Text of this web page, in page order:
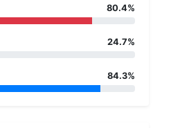
80.4%
24.7%
84.3%